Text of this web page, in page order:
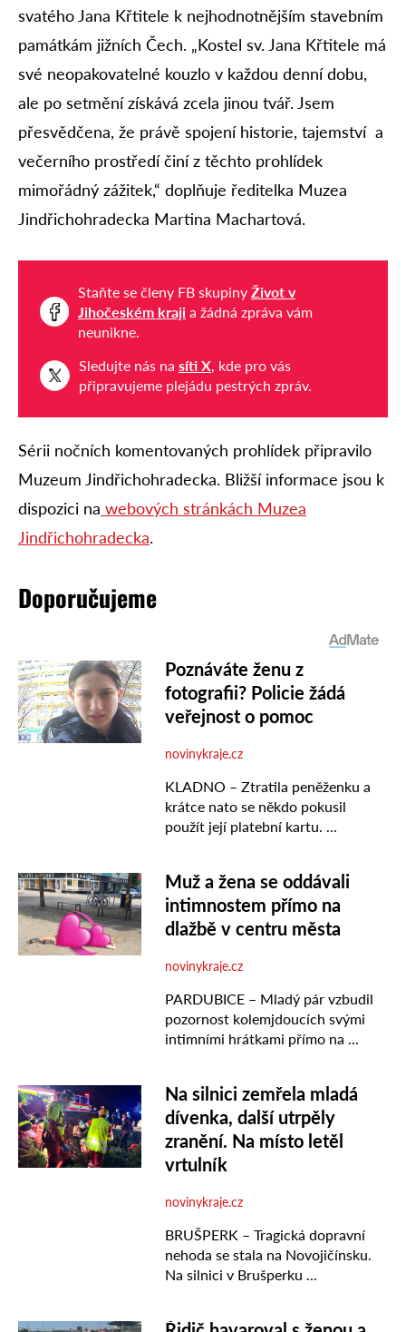
svatého Jana Křtitele k nejhodnotnějším stavebním
památkám jižních Čech. „Kostel sv. Jana Křtitele má
své neopakovatelné kouzlo v každou denní dobu,
ale po setmění získává zcela jinou tvář. Jsem
přesvědčena, že právě spojení historie, tajemství a
večerního prostředí činí z těchto prohlídek
mimořádný zážitek,“ doplňuje ředitelka Muzea
Jindřichohradecka Martina Machartová.
Staňte se členy FB skupiny Život v
Jihočeském kraji a žádná zpráva vám
neunikne.
Sledujte nás na síti X, kde pro vás
připravujeme plejádu pestrých zpráv.
Sérii nočních komentovaných prohlídek připravilo
Muzeum Jindřichohradecka. Bližší informace jsou k
dispozici na webových stránkách Muzea
Jindřichohradecka.
Doporučujeme